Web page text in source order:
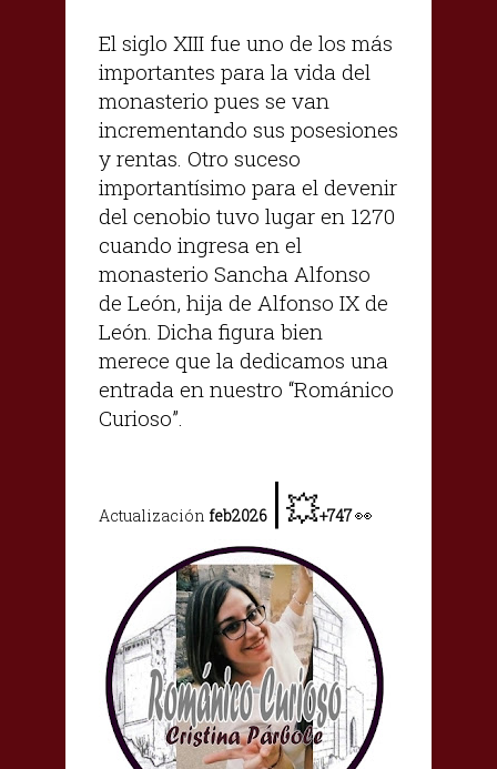
El siglo XIII fue uno de los más
importantes para la vida del
monasterio pues se van
incrementando sus posesiones
y rentas. Otro suceso
importantísimo para el devenir
del cenobio tuvo lugar en 1270
cuando ingresa en el
monasterio Sancha Alfonso
de León, hija de Alfonso IX de
León. Dicha figura bien
merece que la dedicamos una
entrada en nuestro “Románico
Curioso”.
Actualización feb2026 |💥+747👀